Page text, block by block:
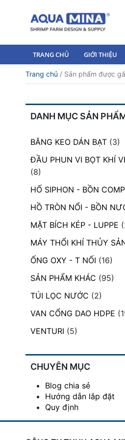
TRANG CHỦ GIỚI THIỆU
Trang chủ / Sản phẩm được
DANH MỤC SẢN
BĂNG KEO DÁN BẠT (3)
ĐẦU PHUN VI BỌT KHÍ
(8)
HỐ SIPHON - BỒN
HỒ TRÒN NỔI - BỒN
MẶT BÍCH KÉP - LUPPE
MÁY THỔI KHÍ THỦY
ỐNG OXY - T NỐI (16)
SẢN PHẨM KHÁC (95)
TÚI LỌC NƯỚC (2)
VAN CỔNG DAO HDPE
VENTURI (5)
CHUYÊN MỤC
Blog chia sẻ
Hướng dẫn lắp đặt
Quy định